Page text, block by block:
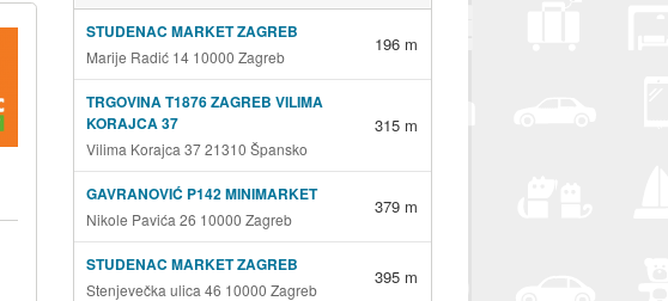
STUDENAC MARKET ZAGREB
Marije Radić 14 10000 Zagreb
196 m
TRGOVINA T1876 ZAGREB VILIMA
KORAJCA 37
Vilima Korajca 37 21310 Špansko
315 m
GAVRANOVIĆ P142 MINIMARKET
Nikole Pavića 26 10000 Zagreb
379 m
STUDENAC MARKET ZAGREB
Stenjevečka ulica 46 10000 Zagreb
395 m